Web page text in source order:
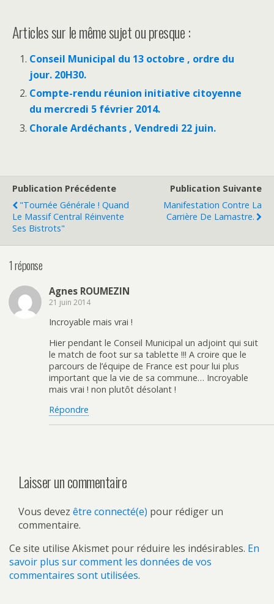
Articles sur le même sujet ou presque :
Conseil Municipal du 13 octobre , ordre du
jour. 20H30.
Compte-rendu réunion initiative citoyenne
du mercredi 5 février 2014.
Chorale Ardéchants , Vendredi 22 juin.
Publication Précédente
"Tournée Générale ! Quand
Le Massif Central Réinvente
Ses Bistrots"
Publication Suivante
Manifestation Contre La
Carrière De Lamastre.
1 réponse
Agnes ROUMEZIN
21 juin 2014
Incroyable mais vrai !
Hier pendant le Conseil Municipal un adjoint qui suit
le match de foot sur sa tablette !!! A croire que le
parcours de l’équipe de France est pour lui plus
important que la vie de sa commune… Incroyable
mais vrai ! non plutôt désolant !
Répondre
Laisser un commentaire
Vous devez être connecté(e) pour rédiger un
commentaire.
Ce site utilise Akismet pour réduire les indésirables. En
savoir plus sur comment les données de vos
commentaires sont utilisées.